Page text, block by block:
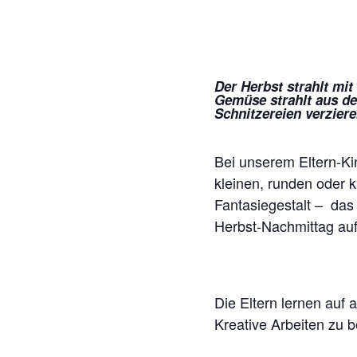
Der Herbst strahlt mit
Gemüse strahlt aus
Schnitzereien
Bei unserem Eltern-
kleinen, runden oder
Fantasiegestalt –
Herbst-Nachmittag
Die Eltern lernen auf
Kreative Arbeiten zu